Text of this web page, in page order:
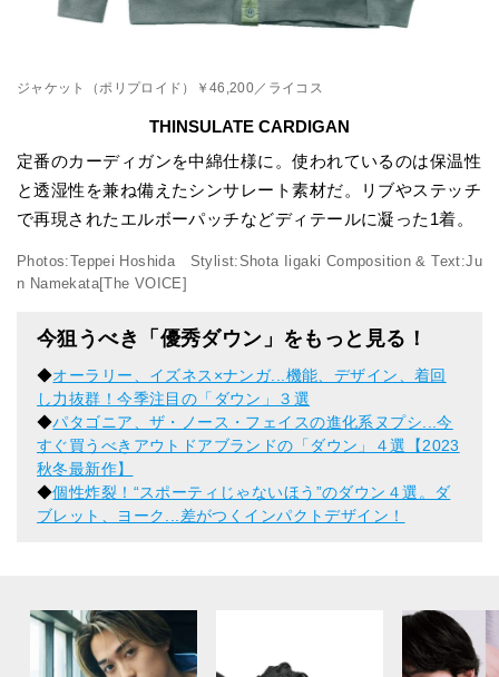
ジャケット（ポリプロイド）￥46,200／ライコス
THINSULATE CARDIGAN
定番のカーディガンを中綿仕様に。使われているのは保温性
と透湿性を兼ね備えたシンサレート素材だ。リブやステッチ
で再現されたエルボーパッチなどディテールに凝った1着。
Photos:Teppei Hoshida Stylist:Shota Iigaki Composition & Text:Ju
n Namekata[The VOICE]
今狙うべき「優秀ダウン」をもっと見る！
◆オーラリー、イズネス×ナンガ...機能、デザイン、着回
し力抜群！今季注目の「ダウン」３選
◆パタゴニア、ザ・ノース・フェイスの進化系ヌプシ...今
すぐ買うべきアウトドアブランドの「ダウン」４選【2023
秋冬最新作】
◆個性炸裂！“スポーティじゃないほう”のダウン４選。ダ
ブレット、ヨーク...差がつくインパクトデザイン！